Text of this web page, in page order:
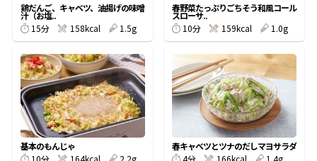
だし粉
商品情報一覧
おすすめサイト
鶏だんご、キャベツ、油揚げの味噌
汁（お塩..
15分
158kcal 1.5g
春野菜たっぷりごちそう和風コール
スローサ..
10分
159kcal 1.0g
基本のもんじゃ
春キャベツとツナのだしマヨサラダ